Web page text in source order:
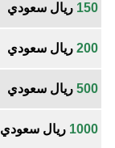
150 ريال سعودي
200 ريال سعودي
500 ريال سعودي
1000 ريال سعودي